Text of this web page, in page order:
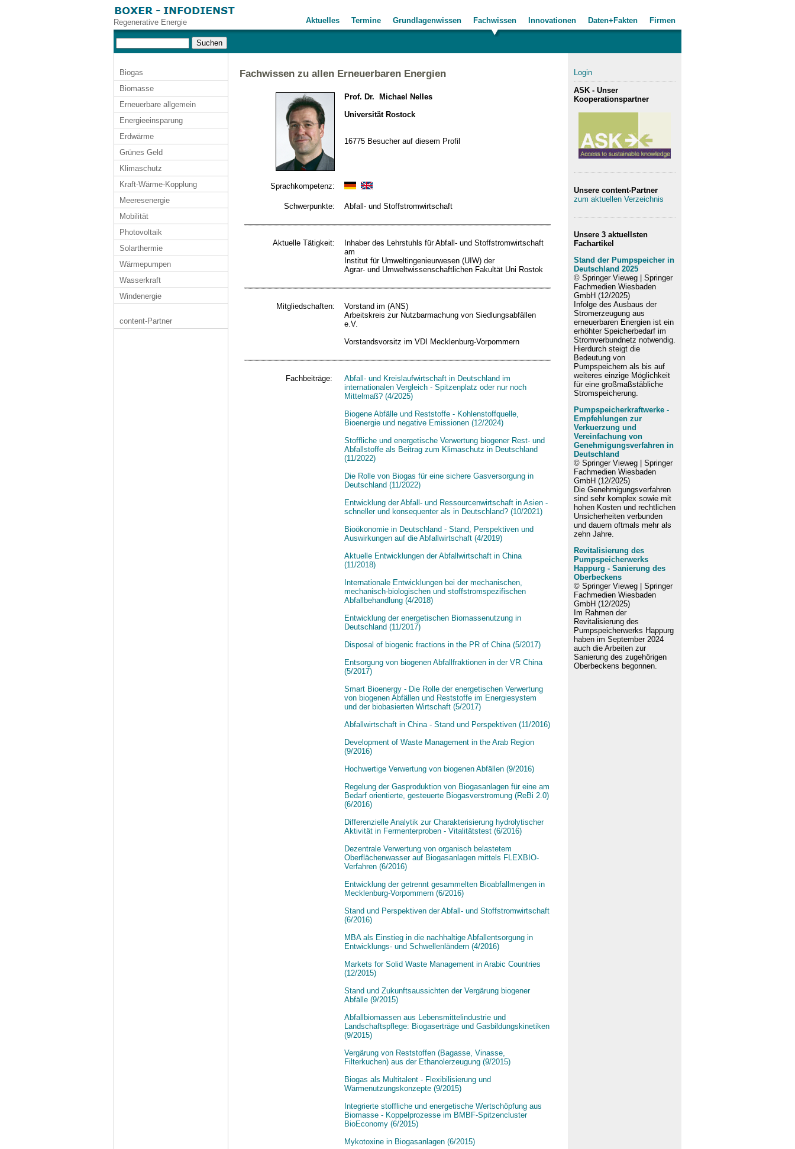
Regenerative Energie Firmen
Daten+Fakten
Innovationen
Fachwissen
Grundlagenwissen
Termine
Aktuelles
Biogas
Biomasse
Erneuerbare allgemein
Energieeinsparung
Erdwärme
Grünes Geld
Klimaschutz
Kraft-Wärme-Kopplung
Meeresenergie
Mobilität
Photovoltaik
Solarthermie
Wärmepumpen
Wasserkraft
Windenergie
content-Partner
Fachwissen zu allen Erneuerbaren Energien
Prof. Dr. Michael Nelles
Universität Rostock
16775 Besucher auf diesem Profil
Sprachkompetenz:
Schwerpunkte: Abfall- und Stoffstromwirtschaft
Aktuelle Tätigkeit:
Inhaber des Lehrstuhls für Abfall- und Stoffstromwirtschaft
am
Institut für Umweltingenieurwesen (UIW) der
Agrar- und Umweltwissenschaftlichen Fakultät Uni Rostok
Mitgliedschaften:
Vorstand im (ANS)
Arbeitskreis zur Nutzbarmachung von Siedlungsabfällen
e.V.
Vorstandsvorsitz im VDI Mecklenburg-Vorpommern
Fachbeiträge:
Abfall- und Kreislaufwirtschaft in Deutschland im
internationalen Vergleich - Spitzenplatz oder nur noch
Mittelmaß? (4/2025)
Biogene Abfälle und Reststoffe - Kohlenstoffquelle,
Bioenergie und negative Emissionen (12/2024)
Stoffliche und energetische Verwertung biogener Rest- und
Abfallstoffe als Beitrag zum Klimaschutz in Deutschland
(11/2022)
Die Rolle von Biogas für eine sichere Gasversorgung in
Deutschland (11/2022)
Entwicklung der Abfall- und Ressourcenwirtschaft in Asien -
schneller und konsequenter als in Deutschland? (10/2021)
Bioökonomie in Deutschland - Stand, Perspektiven und
Auswirkungen auf die Abfallwirtschaft (4/2019)
Aktuelle Entwicklungen der Abfallwirtschaft in China
(11/2018)
Internationale Entwicklungen bei der mechanischen,
mechanisch-biologischen und stoffstromspezifischen
Abfallbehandlung (4/2018)
Entwicklung der energetischen Biomassenutzung in
Deutschland (11/2017)
Disposal of biogenic fractions in the PR of China (5/2017)
Entsorgung von biogenen Abfallfraktionen in der VR China
(5/2017)
Smart Bioenergy - Die Rolle der energetischen Verwertung
von biogenen Abfällen und Reststoffe im Energiesystem
und der biobasierten Wirtschaft (5/2017)
Abfallwirtschaft in China - Stand und Perspektiven (11/2016)
Development of Waste Management in the Arab Region
(9/2016)
Hochwertige Verwertung von biogenen Abfällen (9/2016)
Regelung der Gasproduktion von Biogasanlagen für eine am
Bedarf orientierte, gesteuerte Biogasverstromung (ReBi 2.0)
(6/2016)
Differenzielle Analytik zur Charakterisierung hydrolytischer
Aktivität in Fermenterproben - Vitalitätstest (6/2016)
Dezentrale Verwertung von organisch belastetem
Oberflächenwasser auf Biogasanlagen mittels FLEXBIO-
Verfahren (6/2016)
Entwicklung der getrennt gesammelten Bioabfallmengen in
Mecklenburg-Vorpommern (6/2016)
Stand und Perspektiven der Abfall- und Stoffstromwirtschaft
(6/2016)
MBA als Einstieg in die nachhaltige Abfallentsorgung in
Entwicklungs- und Schwellenländern (4/2016)
Markets for Solid Waste Management in Arabic Countries
(12/2015)
Stand und Zukunftsaussichten der Vergärung biogener
Abfälle (9/2015)
Abfallbiomassen aus Lebensmittelindustrie und
Landschaftspflege: Biogaserträge und Gasbildungskinetiken
(9/2015)
Vergärung von Reststoffen (Bagasse, Vinasse,
Filterkuchen) aus der Ethanolerzeugung (9/2015)
Biogas als Multitalent - Flexibilisierung und
Wärmenutzungskonzepte (9/2015)
Integrierte stoffliche und energetische Wertschöpfung aus
Biomasse - Koppelprozesse im BMBF-Spitzencluster
BioEconomy (6/2015)
Mykotoxine in Biogasanlagen (6/2015)
Login
ASK - Unser
Kooperationspartner
Unsere content-Partner
zum aktuellen Verzeichnis
Unsere 3 aktuellsten
Fachartikel
Stand der Pumpspeicher in
Deutschland 2025
© Springer Vieweg | Springer
Fachmedien Wiesbaden
GmbH (12/2025)
Infolge des Ausbaus der
Stromerzeugung aus
erneuerbaren Energien ist ein
erhöhter Speicherbedarf im
Stromverbundnetz notwendig.
Hierdurch steigt die
Bedeutung von
Pumpspeichern als bis auf
weiteres einzige Möglichkeit
für eine großmaßstäbliche
Stromspeicherung.
Pumpspeicherkraftwerke -
Empfehlungen zur
Verkuerzung und
Vereinfachung von
Genehmigungsverfahren in
Deutschland
© Springer Vieweg | Springer
Fachmedien Wiesbaden
GmbH (12/2025)
Die Genehmigungsverfahren
sind sehr komplex sowie mit
hohen Kosten und rechtlichen
Unsicherheiten verbunden
und dauern oftmals mehr als
zehn Jahre.
Revitalisierung des
Pumpspeicherwerks
Happurg - Sanierung des
Oberbeckens
© Springer Vieweg | Springer
Fachmedien Wiesbaden
GmbH (12/2025)
Im Rahmen der
Revitalisierung des
Pumpspeicherwerks Happurg
haben im September 2024
auch die Arbeiten zur
Sanierung des zugehörigen
Oberbeckens begonnen.